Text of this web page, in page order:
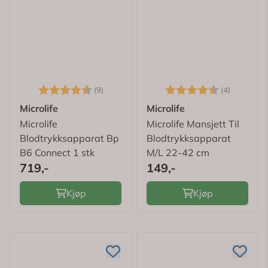
Karakter: (9)
4.7 av 5 mulige
Microlife
Microlife
Blodtrykksapparat Bp
B6 Connect 1 stk
719,-
Kjøp
Karakter: (4)
Microlife
Microlife Mansjett Til
Blodtrykksapparat
M/L 22-42 cm
149,-
Kjøp